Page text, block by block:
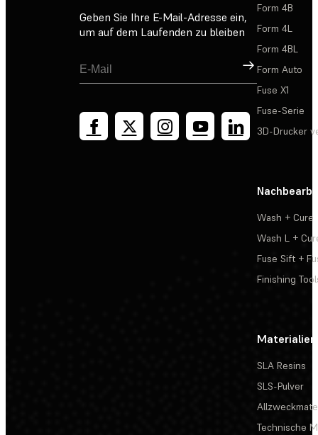
Geben Sie Ihre E-Mail-Adresse ein,
um auf dem Laufenden zu bleiben
Registrieren
Form 4B
Form 4L
Form 4BL
Form Auto
Fuse X1
Fuse-Serie
3D-Drucker
Wash + Cure
Wash L +
Fuse Sift +
Finishing
Materialien
SLA Resins
SLS-Pulver
Technische